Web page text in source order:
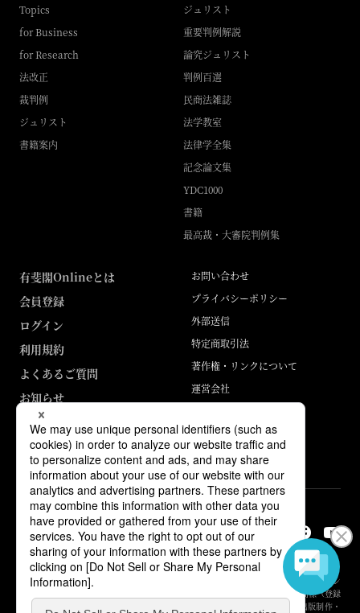
Topics
for Business
for Research
法改正
裁判例
ジュリスト
書籍案内
ジュリスト
重要判例解説
論究ジュリスト
判例百選
民商法雑誌
法学教室
法律学全集
記念論文集
YDC1000
書籍
最高裁・大審院判例集
有斐閣Onlineとは
会員登録
ログイン
利用規約
よくあるご質問
お知らせ
お問い合わせ
プライバシーポリシー
外部送信
特定商取引法
著作権・リンクについて
運営会社
ABJマークは、この電子書店・電子書籍配信サービスが、著作権者からコン
テンツ使用許諾を得た正規版配信サービスであることを示す登録商標（登録
番号 第6091713号）です。詳しくは［ABJマーク］または［電子出版制作・